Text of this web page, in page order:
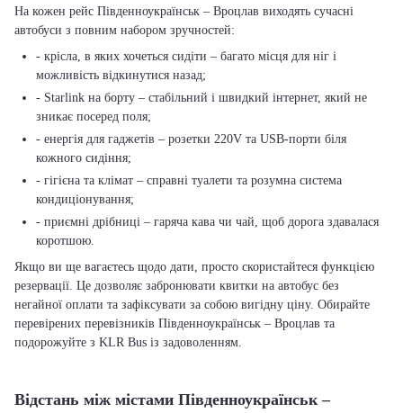
На кожен рейс Південноукраїнськ – Вроцлав виходять сучасні
автобуси з повним набором зручностей:
- крісла, в яких хочеться сидіти – багато місця для ніг і
можливість відкинутися назад;
- Starlink на борту – стабільний і швидкий інтернет, який не
зникає посеред поля;
- енергія для гаджетів – розетки 220V та USB-порти біля
кожного сидіння;
- гігієна та клімат – справні туалети та розумна система
кондиціонування;
- приємні дрібниці – гаряча кава чи чай, щоб дорога здавалася
коротшою.
Якщо ви ще вагаєтесь щодо дати, просто скористайтеся функцією
резервації. Це дозволяє забронювати квитки на автобус без
негайної оплати та зафіксувати за собою вигідну ціну. Обирайте
перевірених перевізників Південноукраїнськ – Вроцлав та
подорожуйте з KLR Bus із задоволенням.
Відстань між містами Південноукраїнськ –